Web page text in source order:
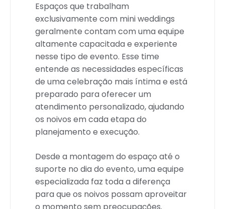
Espaços que trabalham
exclusivamente com mini weddings
geralmente contam com uma equipe
altamente capacitada e experiente
nesse tipo de evento. Esse time
entende as necessidades específicas
de uma celebração mais íntima e está
preparado para oferecer um
atendimento personalizado, ajudando
os noivos em cada etapa do
planejamento e execução.
Desde a montagem do espaço até o
suporte no dia do evento, uma equipe
especializada faz toda a diferença
para que os noivos possam aproveitar